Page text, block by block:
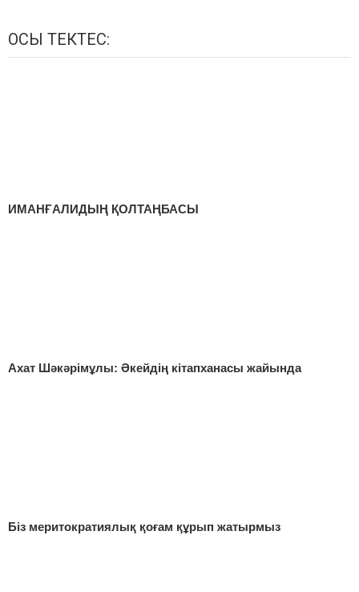
ОСЫ ТЕКТЕС:
ИМАНҒАЛИДЫҢ ҚОЛТАҢБАСЫ
Ахат Шәкәрімұлы: Әкейдің кітапханасы жайында
Біз меритократиялық қоғам құрып жатырмыз